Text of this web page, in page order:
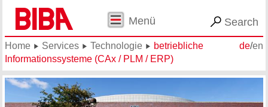
Menü Search
de/en
Home Services Technologie
betriebliche
Informationssysteme (CAx / PLM / ERP)